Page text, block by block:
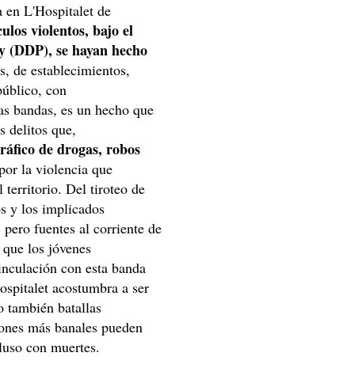
en L'Hospitalet de
violentos, bajo el
(DDP), se hayan hecho
de establecimientos,
con
bandas, es un hecho que
delitos que,
de drogas, robos
la violencia que
territorio. Del tiroteo de
y los implicados
fuentes al corriente de
los jóvenes
con esta banda
acostumbra a ser
también batallas
más banales pueden
con muertes.